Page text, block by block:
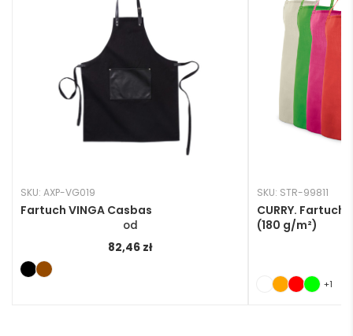
SKU: AXP-VG019
Fartuch VINGA Casbas
82,46 zł
SKU: STR-99811
CURRY.
(180 g/m²)
+1